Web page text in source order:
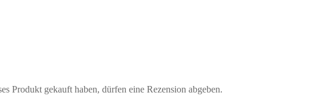
Produkt gekauft haben, dürfen eine Rezension abgeben.